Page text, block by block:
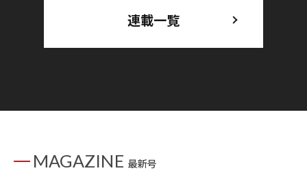
連載一覧
MAGAZINE 最新号